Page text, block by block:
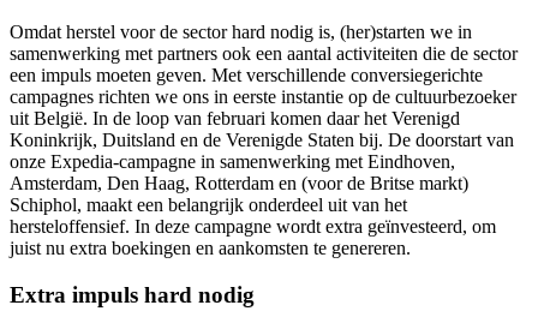
Omdat herstel voor de sector hard nodig is, (her)starten we in
samenwerking met partners ook een aantal activiteiten die de sector
een impuls moeten geven. Met verschillende conversiegerichte
campagnes richten we ons in eerste instantie op de cultuurbezoeker
uit België. In de loop van februari komen daar het Verenigd
Koninkrijk, Duitsland en de Verenigde Staten bij. De doorstart van
onze Expedia-campagne in samenwerking met Eindhoven,
Amsterdam, Den Haag, Rotterdam en (voor de Britse markt)
Schiphol, maakt een belangrijk onderdeel uit van het
hersteloffensief. In deze campagne wordt extra geïnvesteerd, om
juist nu extra boekingen en aankomsten te genereren.
Extra impuls hard nodig